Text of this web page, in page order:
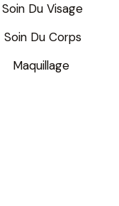
Soin Du Visage
Soin Du Corps
Maquillage